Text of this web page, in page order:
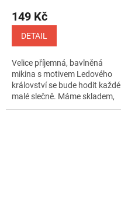
149 Kč
DETAIL
Velice příjemná, bavlněná
mikina s motivem Ledového
království se bude hodit každé
malé slečně. Máme skladem,
ihned...